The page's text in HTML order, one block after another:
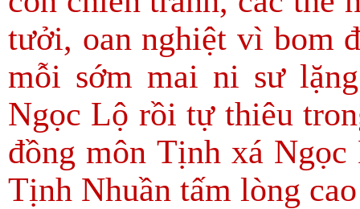
tưởi, oan nghiệt vì bom
mỗi sớm mai ni sư
Ngọc Lộ rồi tự thiêu
đồng môn Tịnh xá
Tịnh Nhuần tấm lòng